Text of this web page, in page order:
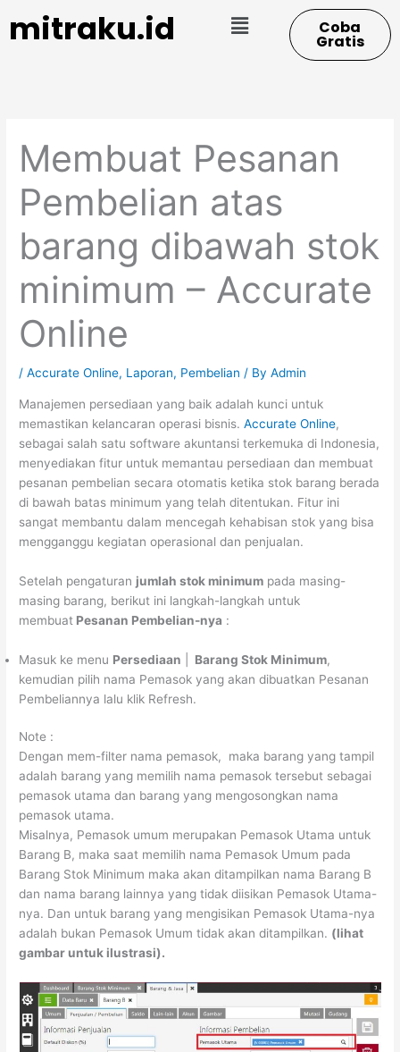
mitraku.id Menu Coba
Gratis
Membuat Pesanan
Pembelian atas
barang dibawah stok
minimum – Accurate
Online
/Accurate Online, Laporan, Pembelian / ByAdmin
Manajemen persediaan yang baik adalah kunci untuk
memastikan kelancaran operasi bisnis.Accurate Online,
sebagai salah satu software akuntansi terkemuka di Indonesia,
menyediakan fitur untuk memantau persediaan dan membuat
pesanan pembelian secara otomatis ketika stok barang berada
di bawah batas minimum yang telah ditentukan. Fitur ini
sangat membantu dalam mencegah kehabisan stok yang bisa
mengganggu kegiatan operasional dan penjualan.
Setelah pengaturan jumlah stok minimum pada masing-
masing barang, berikut ini langkah-langkah untuk
membuat Pesanan Pembelian-nya :
Masuk ke menu Persediaan Barang Stok Minimum,
kemudian pilih nama Pemasok yang akan dibuatkan Pesanan
Pembeliannya lalu klik Refresh.
Note :
Dengan mem-filter nama pemasok, maka barang yang tampil
adalah barang yang memilih nama pemasok tersebut sebagai
pemasok utama dan barang yang mengosongkan nama
pemasok utama.
Misalnya, Pemasok umum merupakan Pemasok Utama untuk
Barang B, maka saat memilih nama Pemasok Umum pada
Barang Stok Minimum maka akan ditampilkan nama Barang B
dan nama barang lainnya yang tidak diisikan Pemasok Utama-
nya. Dan untuk barang yang mengisikan Pemasok Utama-nya
adalah bukan Pemasok Umum tidak akan ditampilkan. (lihat
gambar untuk ilustrasi).